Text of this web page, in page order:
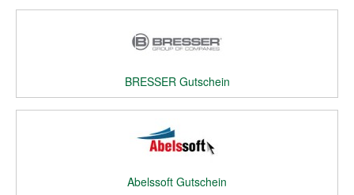
BRESSER Gutschein
Abelssoft Gutschein